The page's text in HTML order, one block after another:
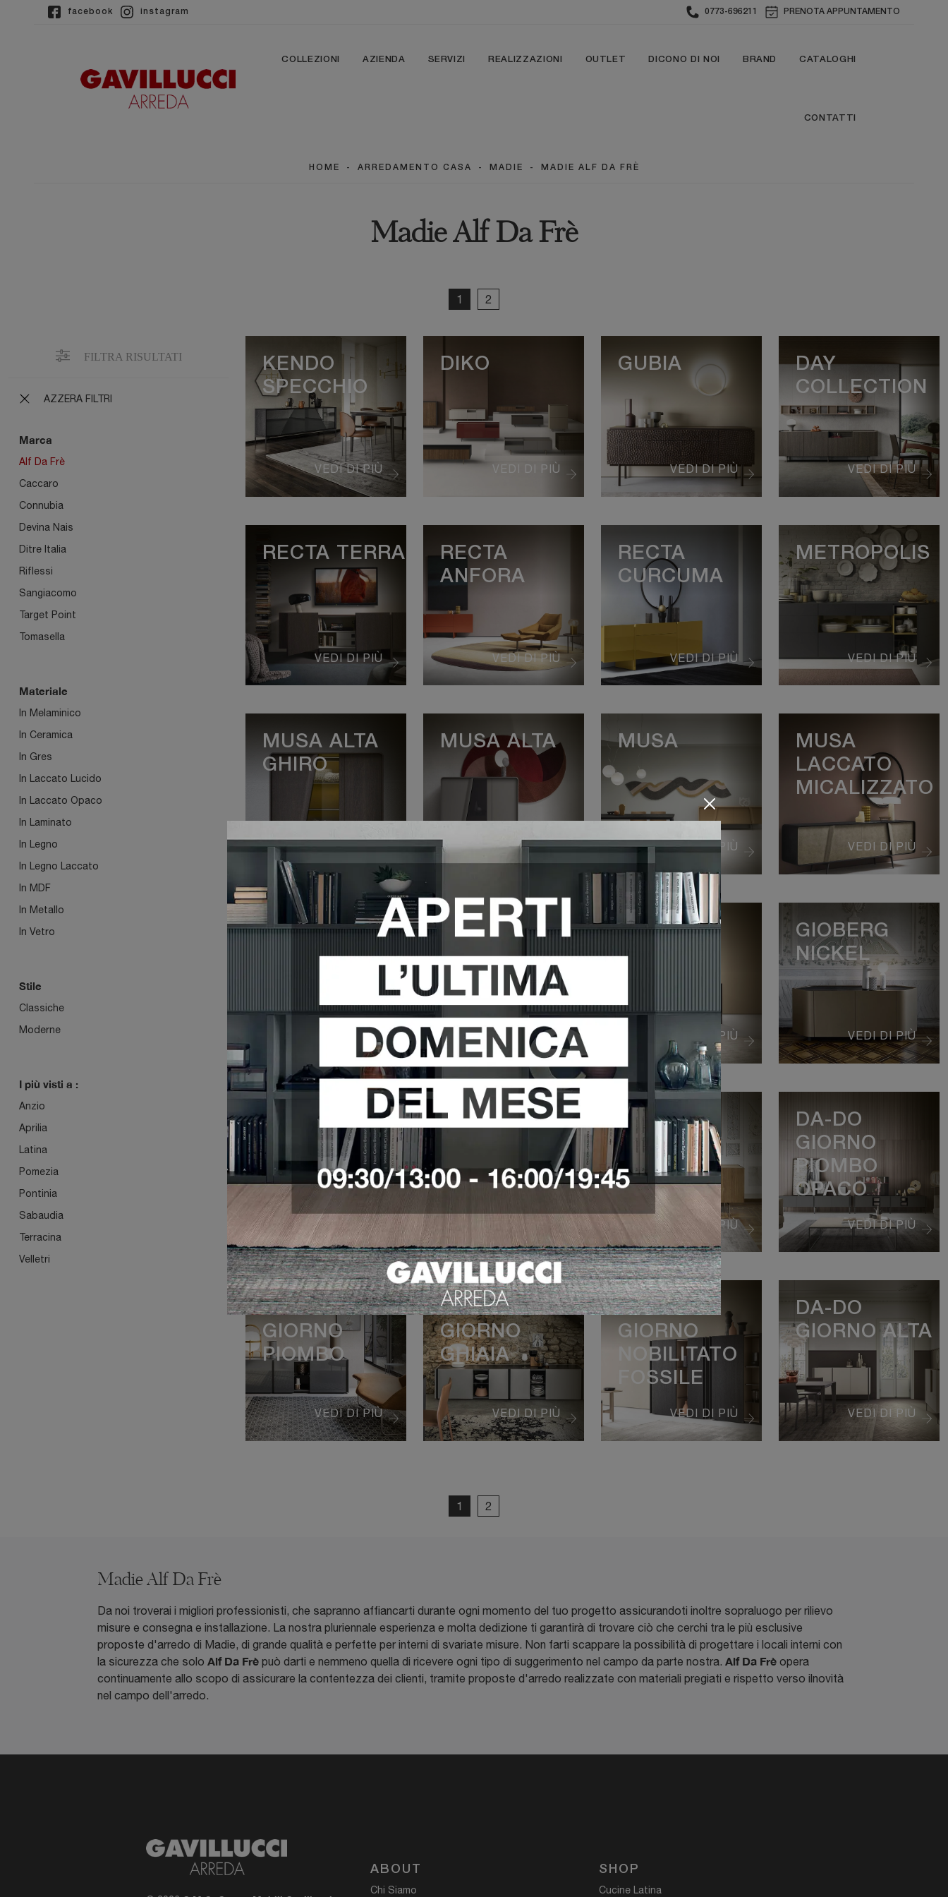
facebook instagram 0773-696211 PRENOTA APPUNTAMENTO
COLLEZIONI AZIENDA SERVIZI REALIZZAZIONI OUTLET DICONO DI NOI BRAND CATALOGHI
CONTATTI
HOME - ARREDAMENTO CASA - MADIE - MADIE ALF DA FRÈ
Madie Alf Da Frè
1 2
FILTRA RISULTATI
AZZERA FILTRI
Marca
Alf Da Frè
Caccaro
Connubia
Devina Nais
Ditre Italia
Riflessi
Sangiacomo
Target Point
Tomasella
Materiale
In Melaminico
In Ceramica
In Gres
In Laccato Lucido
In Laccato Opaco
In Laminato
In Legno
In Legno Laccato
In MDF
In Metallo
In Vetro
Stile
Classiche
Moderne
I più visti a :
Anzio
Aprilia
Latina
Pomezia
Pontinia
Sabaudia
Terracina
Velletri
VEDI DI PIÙ
KENDO
SPECCHIO
VEDI DI PIÙ
DIKO
VEDI DI PIÙ
GUBIA
VEDI DI PIÙ
DAY
COLLECTION
VEDI DI PIÙ
RECTA TERRA
VEDI DI PIÙ
RECTA
ANFORA
VEDI DI PIÙ
RECTA
CURCUMA
VEDI DI PIÙ
METROPOLIS
VEDI DI PIÙ
MUSA ALTA
GHIRO
VEDI DI PIÙ
MUSA ALTA
VEDI DI PIÙ
MUSA
VEDI DI PIÙ
MUSA
LACCATO
MICALIZZATO
VEDI DI PIÙ
METROPOLIS
VEDI DI PIÙ
METROPOLIS
LACCATO
LUCIDO
VEDI DI PIÙ
KENDO
VEDI DI PIÙ
GIOBERG
NICKEL
VEDI DI PIÙ
GIOBERG
ANFORA
VEDI DI PIÙ
DIKO ALTA
VEDI DI PIÙ
DAMA
VEDI DI PIÙ
DA-DO
GIORNO
PIOMBO
OPACO
VEDI DI PIÙ
DA-DO
GIORNO
PIOMBO
VEDI DI PIÙ
DA-DO
GIORNO
GHIAIA
VEDI DI PIÙ
DA-DO
GIORNO
NOBILITATO
FOSSILE
VEDI DI PIÙ
DA-DO
GIORNO ALTA
1 2
Madie Alf Da Frè
Da noi troverai i migliori professionisti, che sapranno affiancarti durante ogni momento del tuo progetto assicurandoti inoltre sopraluogo per rilievo
misure e consegna e installazione. La nostra pluriennale esperienza e molta dedizione ti garantirà di trovare ciò che cerchi tra le più esclusive
proposte d'arredo di Madie, di grande qualità e perfette per interni di svariate misure. Non farti scappare la possibilità di progettare i locali interni con
la sicurezza che solo Alf Da Frè può darti e nemmeno quella di ricevere ogni tipo di suggerimento nel campo da parte nostra. Alf Da Frè opera
continuamente allo scopo di assicurare la contentezza dei clienti, tramite proposte d'arredo realizzate con materiali pregiati e rispetto verso ilnovità
nel campo dell'arredo.
ABOUT
Chi Siamo
SHOP
Cucine Latina